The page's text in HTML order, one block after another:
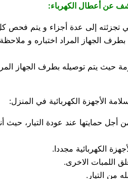
عن أعطال الكهرباء:
إلى عدة أجزاء و يتم فحص كل
الجهاز المراد اختباره و
حيث يتم توصيله بطرف الجهاز
الأجهزة الكهربائية في المنزل:
أجل حمايتها عند عودة التيار،
الكهربائية مجددا.
اللمبات الاخرى.
من التيار.